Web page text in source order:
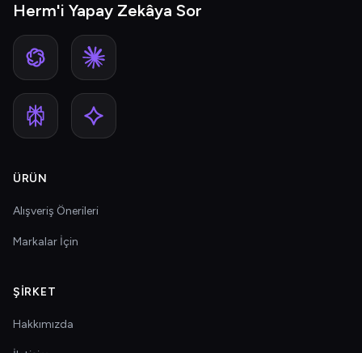
Herm'i Yapay Zekâya Sor
ÜRÜN
Alışveriş Önerileri
Markalar İçin
ŞIRKET
Hakkımızda